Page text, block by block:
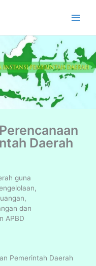
Daerah
guna
dan
APBD
Pemerintah Daerah